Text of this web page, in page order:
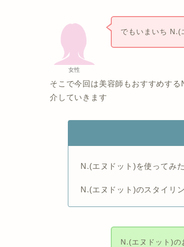
女性
でもいまいち N.(
そこで今回は美容師もおすすめす
介していきます
N.(エヌドット)を使ってみ
N.(エヌドット)のスタイリ
N.(エヌドット)の